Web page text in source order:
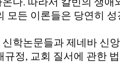
모든 이론들은 당연히
학논문들과 제네바 신
규정, 교회 질서에 관한